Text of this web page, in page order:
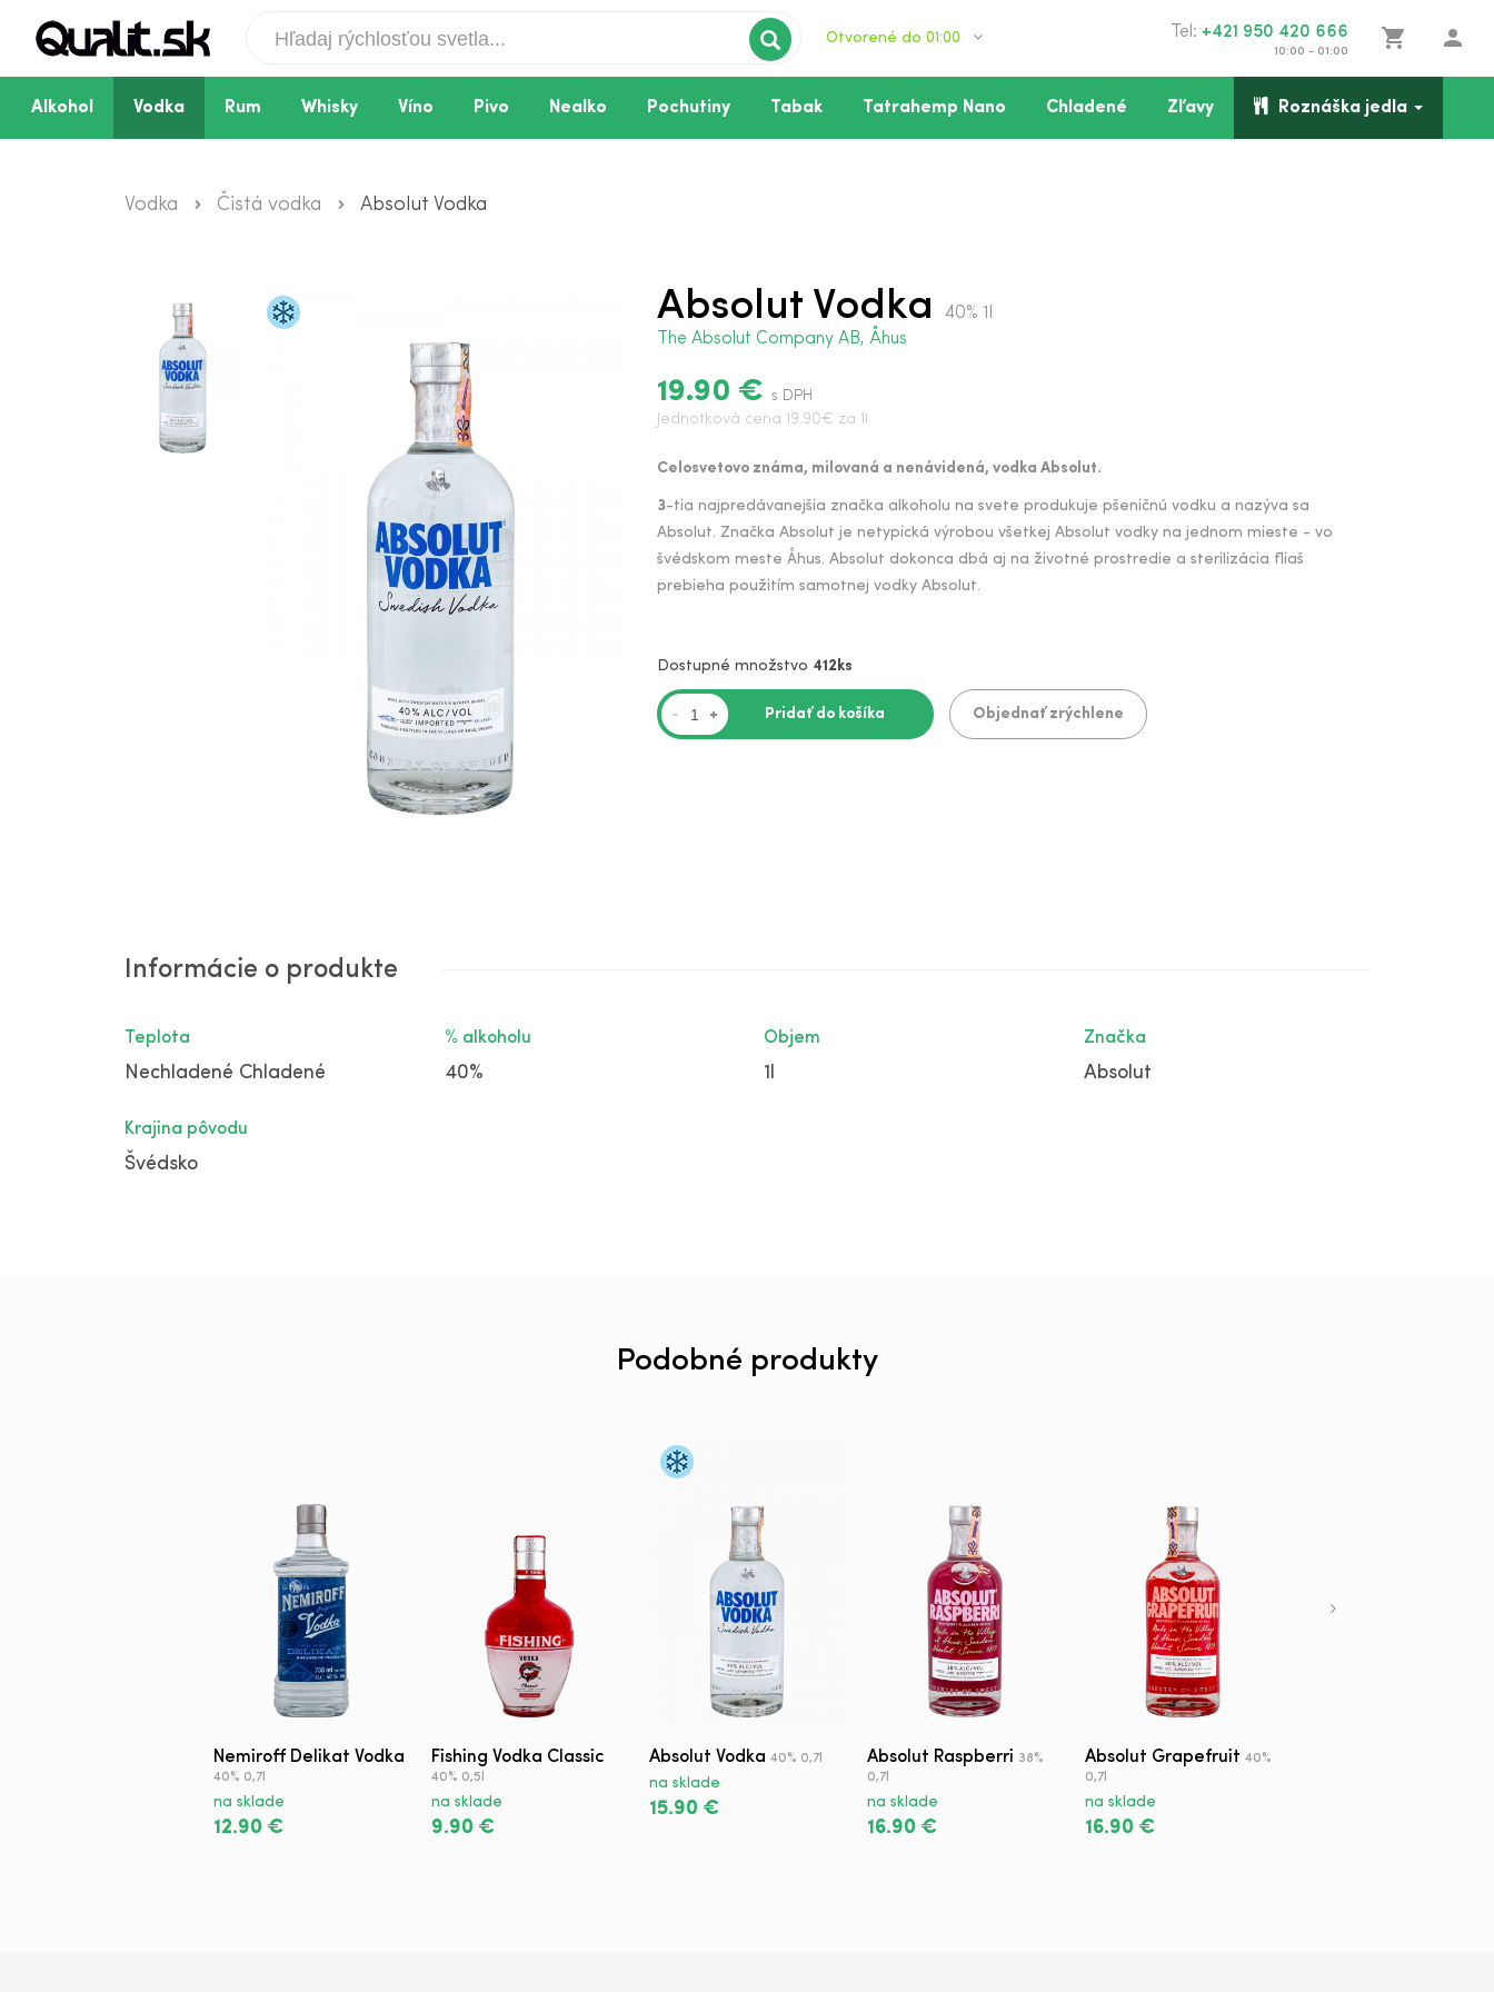
Otvorené do 01:00 Tel: +421 950 420 666
10:00 - 01:00
shopping_cart person
Alkohol Vodka Rum Whisky Víno Pivo Nealko Pochutiny Tabak Tatrahemp Nano Chladené Zľavy Roznáška jedla
Vodka Čistá vodka Absolut Vodka
Absolut Vodka40% 1l
The Absolut Company AB, Åhus
19.90 €s DPH
Jednotková cena 19.90€ za 1l
Celosvetovo známa, milovaná a nenávidená, vodka Absolut.
3-tia najpredávanejšia značka alkoholu na svete produkuje pšeničnú vodku a nazýva sa
Absolut. Značka Absolut je netypická výrobou všetkej Absolut vodky na jednom mieste - vo
švédskom meste Åhus. Absolut dokonca dbá aj na životné prostredie a sterilizácia fliaš
prebieha použitím samotnej vodky Absolut.
Dostupné množstvo 412ks
- + Pridať do košíka Objednať zrýchlene
Informácie o produkte
Teplota
Nechladené Chladené
% alkoholu
40%
Objem
1l
Značka
Absolut
Krajina pôvodu
Švédsko
Podobné produkty
Nemiroff Delikat Vodka
40% 0,7l
na sklade
12.90 €
Fishing Vodka Classic
40% 0,5l
na sklade
9.90 €
Absolut Vodka 40% 0,7l
na sklade
15.90 €
Absolut Raspberri 38%
0,7l
na sklade
16.90 €
Absolut Grapefruit 40%
0,7l
na sklade
16.90 €